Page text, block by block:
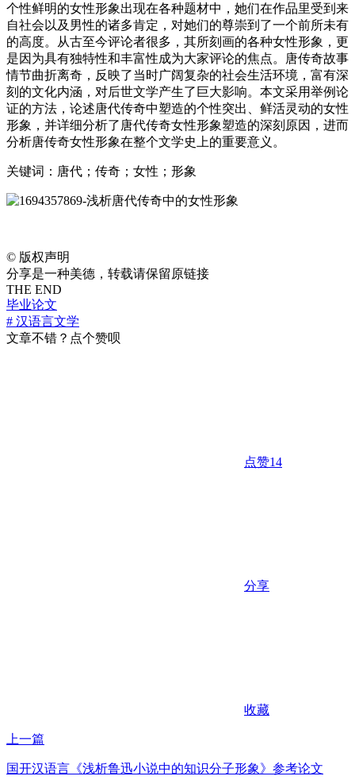
个性鲜明的女性形象出现在各种题材中，她们在作品里受到来
自社会以及男性的诸多肯定，对她们的尊崇到了一个前所未有
的高度。从古至今评论者很多，其所刻画的各种女性形象，更
是因为具有独特性和丰富性成为大家评论的焦点。唐传奇故事
情节曲折离奇，反映了当时广阔复杂的社会生活环境，富有深
刻的文化内涵，对后世文学产生了巨大影响。本文采用举例论
证的方法，论述唐代传奇中塑造的个性突出、鲜活灵动的女性
形象，并详细分析了唐代传奇女性形象塑造的深刻原因，进而
分析唐传奇女性形象在整个文学史上的重要意义。
关键词：唐代；传奇；女性；形象
© 版权声明
分享是一种美德，转载请保留原链接
THE END
毕业论文
# 汉语言文学
文章不错？点个赞呗
点赞14
分享
收藏
上一篇
国开汉语言《浅析鲁迅小说中的知识分子形象》参考论文